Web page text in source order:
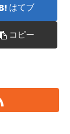
はてブ
コピー